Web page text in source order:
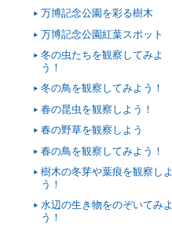
万博記念公園を彩る樹木
万博記念公園紅葉スポット
冬の虫たちを観察してみよ
う！
冬の鳥を観察してみよう！
春の昆虫を観察しよう！
春の野草を観察しよう
春の鳥を観察してみよう！
樹木の冬芽や葉痕を観察しよ
う！
水辺の生き物をのぞいてみよ
う！